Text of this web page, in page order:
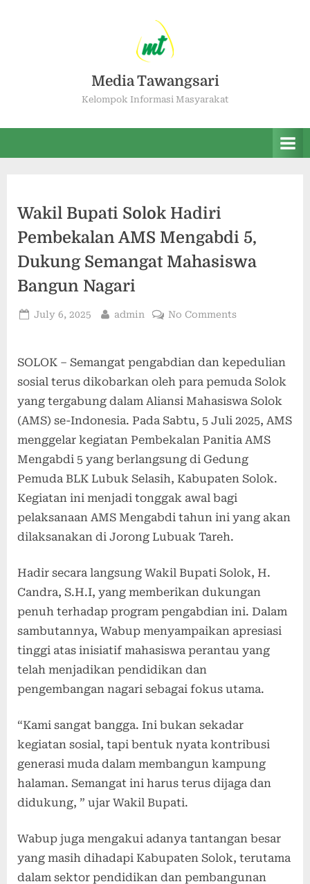
Media Tawangsari
Kelompok Informasi Masyarakat
Wakil Bupati Solok Hadiri
Pembekalan AMS Mengabdi 5,
Dukung Semangat Mahasiswa
Bangun Nagari
July 6, 2025 admin No Comments
SOLOK – Semangat pengabdian dan kepedulian
sosial terus dikobarkan oleh para pemuda Solok
yang tergabung dalam Aliansi Mahasiswa Solok
(AMS) se-Indonesia. Pada Sabtu, 5 Juli 2025, AMS
menggelar kegiatan Pembekalan Panitia AMS
Mengabdi 5 yang berlangsung di Gedung
Pemuda BLK Lubuk Selasih, Kabupaten Solok.
Kegiatan ini menjadi tonggak awal bagi
pelaksanaan AMS Mengabdi tahun ini yang akan
dilaksanakan di Jorong Lubuak Tareh.
Hadir secara langsung Wakil Bupati Solok, H.
Candra, S.H.I, yang memberikan dukungan
penuh terhadap program pengabdian ini. Dalam
sambutannya, Wabup menyampaikan apresiasi
tinggi atas inisiatif mahasiswa perantau yang
telah menjadikan pendidikan dan
pengembangan nagari sebagai fokus utama.
“Kami sangat bangga. Ini bukan sekadar
kegiatan sosial, tapi bentuk nyata kontribusi
generasi muda dalam membangun kampung
halaman. Semangat ini harus terus dijaga dan
didukung, ” ujar Wakil Bupati.
Wabup juga mengakui adanya tantangan besar
yang masih dihadapi Kabupaten Solok, terutama
dalam sektor pendidikan dan pembangunan